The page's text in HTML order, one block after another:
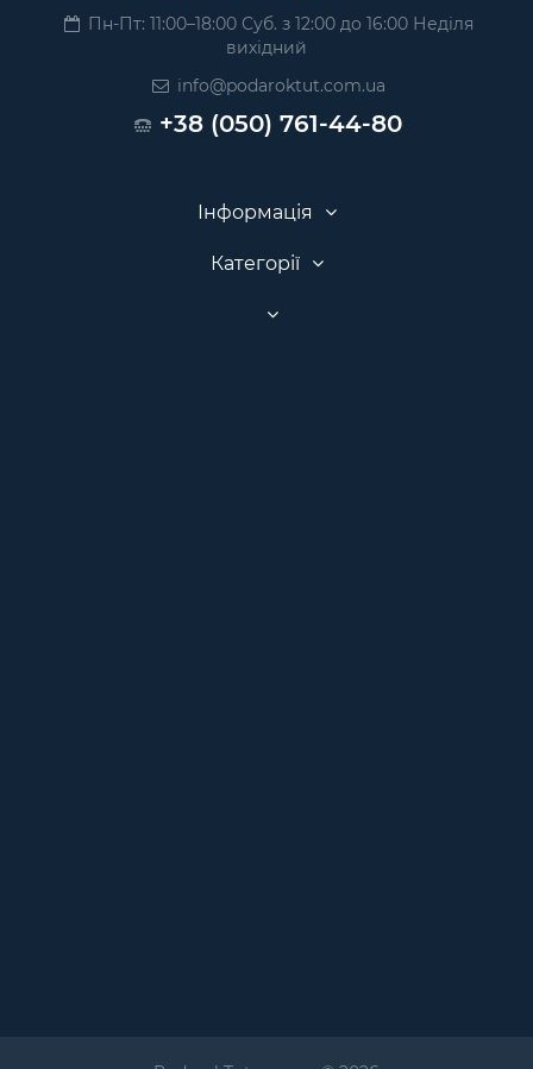
Пн-Пт: 11:00–18:00 Суб. з 12:00 до 16:00 Неділя
вихідний
info@podaroktut.com.ua
+38 (050) 761-44-80
Інформація
Категорії